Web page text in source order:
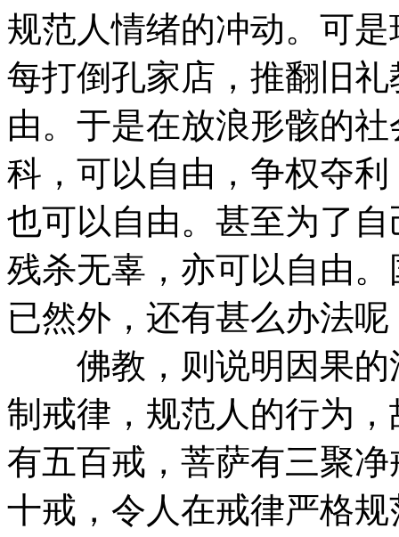
规范人情绪的冲动。可
每打倒孔家店，推翻旧
由。于是在放浪形骸的
科，可以自由，争权夺
也可以自由。甚至为了
残杀无辜，亦可以自由
已然外，还有甚么办法呢
佛教，则说明因果的
制戒律，规范人的行为
有五百戒，菩萨有三聚
十戒，令人在戒律严格